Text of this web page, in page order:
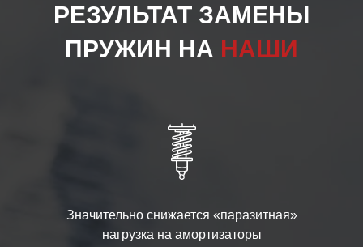
РЕЗУЛЬТАТ ЗАМЕНЫ
ПРУЖИН НА НАШИ
Значительно снижается «паразитная»
нагрузка на амортизаторы